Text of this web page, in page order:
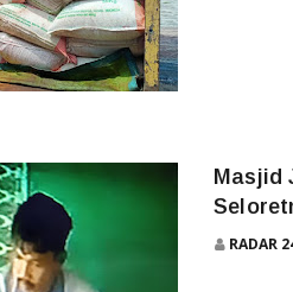
Masjid
RADAR